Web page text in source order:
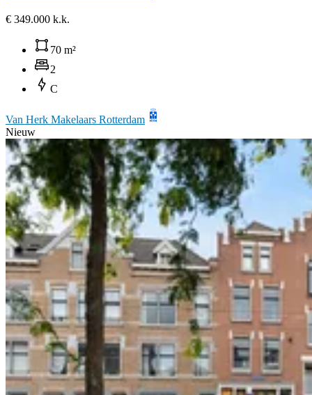
€ 349.000 k.k.
70 m²
2
C
Van Herk Makelaars Rotterdam
Nieuw